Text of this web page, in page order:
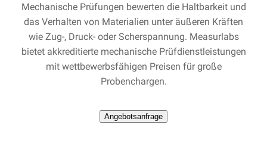
Mechanische Prüfungen bewerten die Haltbarkeit und
das Verhalten von Materialien unter äußeren Kräften
wie Zug-, Druck- oder Scherspannung. Measurlabs
bietet akkreditierte mechanische Prüfdienstleistungen
mit wettbewerbsfähigen Preisen für große
Probenchargen.
Angebotsanfrage